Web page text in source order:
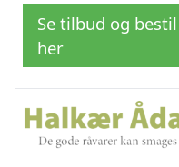
Se tilbud og bestil
her